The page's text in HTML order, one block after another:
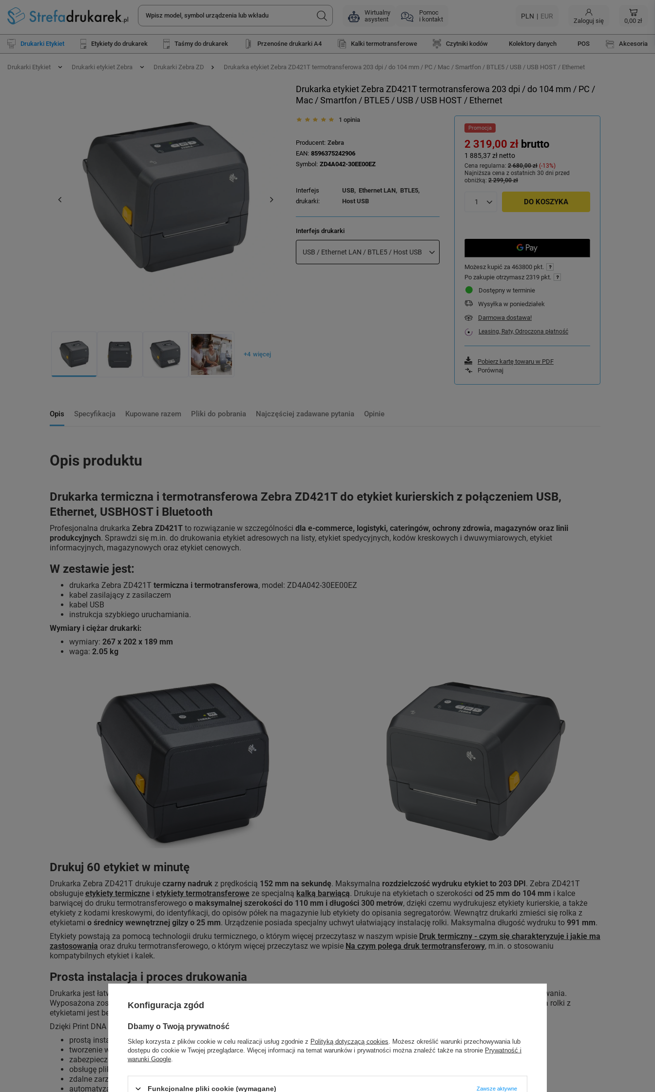
Wirtualny
asystent
Pomoc
i kontakt
PLN EUR
Zaloguj się 0,00 zł
Drukarki Etykiet Etykiety do drukarek Taśmy do drukarek Przenośne drukarki A4 Kalki termotransferowe Czytniki kodów Kolektory danych POS Akcesoria
Drukarki Etykiet Drukarki etykiet Zebra Drukarki Zebra ZD Drukarka etykiet Zebra ZD421T termotransferowa 203 dpi / do 104 mm / PC / Mac / Smartfon / BTLE5 / USB / USB HOST / Ethernet
+4 więcej
Promocja
Drukarka etykiet Zebra ZD421T termotransferowa 203 dpi / do 104 mm / PC /
Mac / Smartfon / BTLE5 / USB / USB HOST / Ethernet
1 opinia
2 319,00 zł brutto
1 885,37 zł netto
Cena regularna: 2 680,00 zł -13%
Najniższa cena z ostatnich 30 dni przed
obniżką: 2 299,00 zł
DO KOSZYKA
Możesz kupić za 463800 pkt.
Po zakupie otrzymasz 2319 pkt.
Dostępny w terminie
Wysyłka w poniedziałek
Darmowa dostawa!
Leasing, Raty, Odroczona płatność
Pobierz kartę towaru w PDF
Porównaj
Producent Zebra
EAN 8596375242906
Symbol
ZD4A042-30EE00EZ
Interfejs
drukarki
USB Ethernet LAN
BTLE5
Host USB
Interfejs drukarki
USB / Ethernet LAN / BTLE5 / Host USB
Opis Specyfikacja Kupowane razem Pliki do pobrania Najczęściej zadawane pytania Opinie
Opis produktu
Drukarka termiczna i termotransferowa Zebra ZD421T do etykiet kurierskich z połączeniem USB,
Ethernet, USBHOST i Bluetooth
Profesjonalna drukarka Zebra ZD421T to rozwiązanie w szczególności dla e-commerce, logistyki, cateringów, ochrony zdrowia, magazynów oraz linii
produkcyjnych. Sprawdzi się m.in. do drukowania etykiet adresowych na listy, etykiet spedycyjnych, kodów kreskowych i dwuwymiarowych, etykiet
informacyjnych, magazynowych oraz etykiet cenowych.
W zestawie jest:
drukarka Zebra ZD421T termiczna i termotransferowa, model: ZD4A042-30EE00EZ
kabel zasilający z zasilaczem
kabel USB
instrukcja szybkiego uruchamiania.
Wymiary i ciężar drukarki:
wymiary: 267 x 202 x 189 mm
waga: 2.05 kg
Drukuj 60 etykiet w minutę
Drukarka Zebra ZD421T drukuje czarny nadruk z prędkością 152 mm na sekundę. Maksymalna rozdzielczość wydruku etykiet to 203 DPI. Zebra ZD421T
obsługuje etykiety termiczne i etykiety termotransferowe ze specjalną kalką barwiącą. Drukuje na etykietach o szerokości od 25 mm do 104 mm i kalce
barwiącej do druku termotransferowego o maksymalnej szerokości do 110 mm i długości 300 metrów, dzięki czemu wydrukujesz etykiety kurierskie, a także
etykiety z kodami kreskowymi, do identyfikacji, do opisów półek na magazynie lub etykiety do opisania segregatorów. Wewnątrz drukarki zmieści się rolka z
etykietami o średnicy wewnętrznej gilzy o 25 mm. Urządzenie posiada specjalny uchwyt ułatwiający instalację rolki. Maksymalna długość wydruku to 991 mm.
Etykiety powstają za pomocą technologii druku termicznego, o którym więcej przeczytasz w naszym wpisie Druk termiczny - czym się charakteryzuje i jakie ma
zastosowania oraz druku termotransferowego, o którym więcej przeczytasz we wpisie Na czym polega druk termotransferowy, m.in. o stosowaniu
kompatybilnych etykiet i kalek.
Prosta instalacja i proces drukowania
Drukarka jest łatwa do zainstalowania i pozwala na szybkie uruchomienie procesu drukowania niemalże od razu po wyjęciu urządzenia z opakowania.
Wyposażona została w podstawowy zestaw aplikacji i funkcji
obsługiwanych przez system Link-OS Basic. Dodatkowo, wymiana rolki z
etykietami jest bezproblemowa dzięki opracowanej przez Zebra konstrukcji OpenACCESS.
Dzięki Print DNA Basic uzyskasz zaawansowane możliwości optymalizacji pracy drukarek. Obejmuje to:
prostą instalację i konfigurację etykieciarki,
tworzenie własnych niestandardowych etykiet,
zabezpieczenie drukarki oraz regularną aktualizację w celu uwzględnienia nowych zagrożeń,
obsługę plików PDF bez konieczności używania pośredniego oprogramowania,
zdalne zarządzanie drukarkami z dowolnego miejsca i w dowolnym czasie,
automatyzację aktualizacji drukarek przez WiFi i połączenia szeryfowe.
Konfiguracja zgód
Dbamy o Twoją prywatność
Sklep korzysta z plików cookie w celu realizacji usług zgodnie z Polityką dotyczącą cookies . Możesz określić warunki przechowywania lub
dostępu do cookie w Twojej przeglądarce. Więcej informacji na temat warunków i prywatności można znaleźć także na stronie Prywatność i
warunki Google
Funkcjonalne pliki cookie (wymagane) Zawsze aktywne